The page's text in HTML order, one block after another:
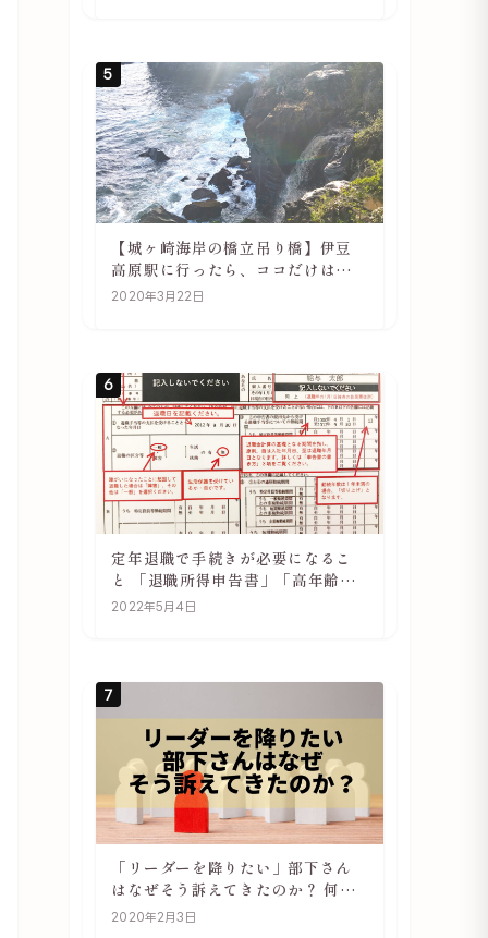
5
【城ヶ崎海岸の橋立吊り橋】伊豆
高原駅に行ったら、ココだけは必
ず訪れてほしい
2020年3月22日
6
定年退職で手続きが必要になるこ
と 「退職所得申告書」「高年齢雇
用継続基本給付金受給資格確認」
2022年5月4日
7
「リーダーを降りたい」部下さん
はなぜそう訴えてきたのか？ 何が
辛いのか？ あらためて考えてみる
2020年2月3日